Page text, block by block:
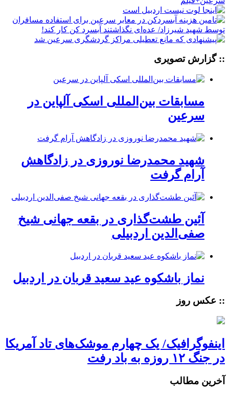
:: گزارش تصویری
مسابقات بین‌المللی اسکی آلپاین در
سرعین
شهید محمدرضا نوروزی در زادگاهش
آرام گرفت
آئین طشت‌گذاری در بقعه جهانی شیخ
صفی‌الدین اردبیلی
نماز باشکوه عید سعید قربان در اردبیل
:: عکس روز
اینفوگرافیک/ یک چهارم موشک‌های تاد آمریکا
در جنگ ۱۲ روزه به باد رفت
آخرین مطالب